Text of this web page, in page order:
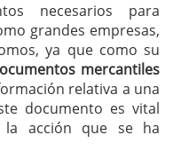
necesarios para
grandes empresas,
ya que como su
mercantiles
relativa a una
documento es vital
la acción que se ha